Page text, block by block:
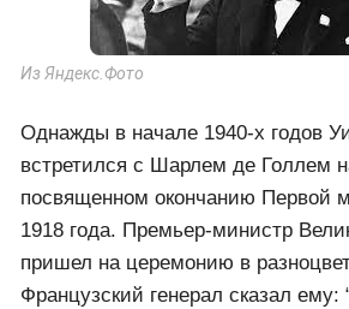
Из Яндекс.Фото
Однажды в начале 1940-х годов
встретился с Шарлем де Голлем
посвященном окончанию Первой
1918 года. Премьер-министр
пришел на церемонию в
Французский генерал сказал ему: